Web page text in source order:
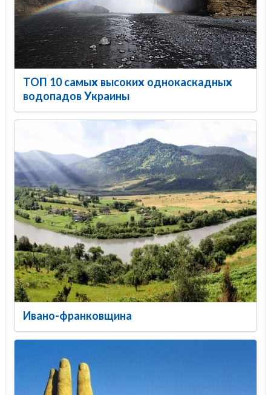
ТОП 10 самых высоких однокаскадных
водопадов Украины
Ивано-франковщина